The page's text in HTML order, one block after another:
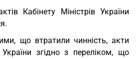
Кабінету Міністрів України
що втратили чинність, акти
України згідно з переліком, що